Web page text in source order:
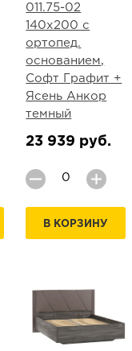
011.75-02
140х200 с
ортопед.
основанием,
Софт Графит +
Ясень Анкор
темный
23 939 руб.
В КОРЗИНУ